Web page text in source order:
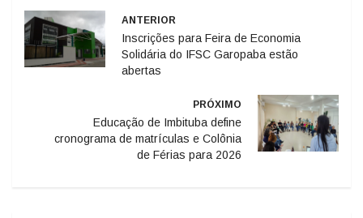
ANTERIOR
Inscrições para Feira de Economia
Solidária do IFSC Garopaba estão
abertas
PRÓXIMO
Educação de Imbituba define
cronograma de matrículas e Colônia
de Férias para 2026